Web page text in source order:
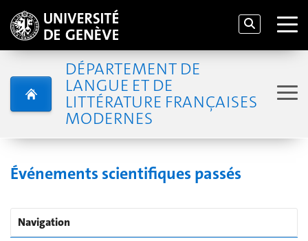
DÉPARTEMENT DE
LANGUE ET DE
LITTÉRATURE FRANÇAISES
MODERNES
Événements scientifiques passés
Navigation